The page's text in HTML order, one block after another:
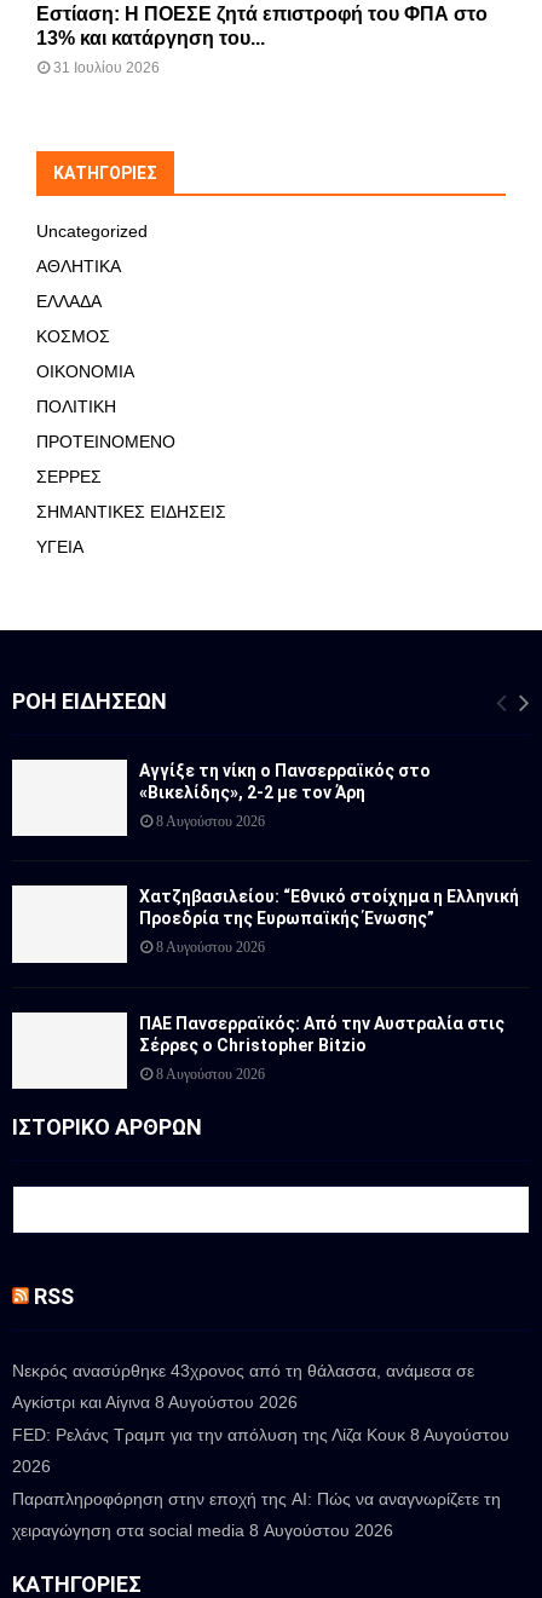
Εστίαση: Η ΠΟΕΣΕ ζητά επιστροφή του ΦΠΑ στο
13% και κατάργηση του...
31 Ιουλίου 2026
KΑΤΗΓΟΡΊΕΣ
Uncategorized
ΑΘΛΗΤΙΚΑ
ΕΛΛΑΔΑ
ΚΟΣΜΟΣ
ΟΙΚΟΝΟΜΙΑ
ΠΟΛΙΤΙΚΗ
ΠΡΟΤΕΙΝΟΜΕΝΟ
ΣΕΡΡΕΣ
ΣΗΜΑΝΤΙΚΕΣ ΕΙΔΗΣΕΙΣ
ΥΓΕΙΑ
ΡΟΉ ΕΙΔΉΣΕΩΝ
Αγγίξε τη νίκη ο Πανσερραϊκός στο
«Βικελίδης», 2-2 με τον Άρη
8 Αυγούστου 2026
Χατζηβασιλείου: “Εθνικό στοίχημα η Ελληνική
Προεδρία της Ευρωπαϊκής Ένωσης”
8 Αυγούστου 2026
ΠΑΕ Πανσερραϊκός: Από την Αυστραλία στις
Σέρρες ο Christopher Bitzio
8 Αυγούστου 2026
ΙΣΤΟΡΙΚΟ ΑΡΘΡΩΝ
RSS
Νεκρός ανασύρθηκε 43χρονος από τη θάλασσα, ανάμεσα σε
Αγκίστρι και Αίγινα 8 Αυγούστου 2026
FED: Ρελάνς Τραμπ για την απόλυση της Λίζα Κουκ 8 Αυγούστου
2026
Παραπληροφόρηση στην εποχή της AI: Πώς να αναγνωρίζετε τη
χειραγώγηση στα social media 8 Αυγούστου 2026
ΚΑΤΗΓΟΡΊΕΣ